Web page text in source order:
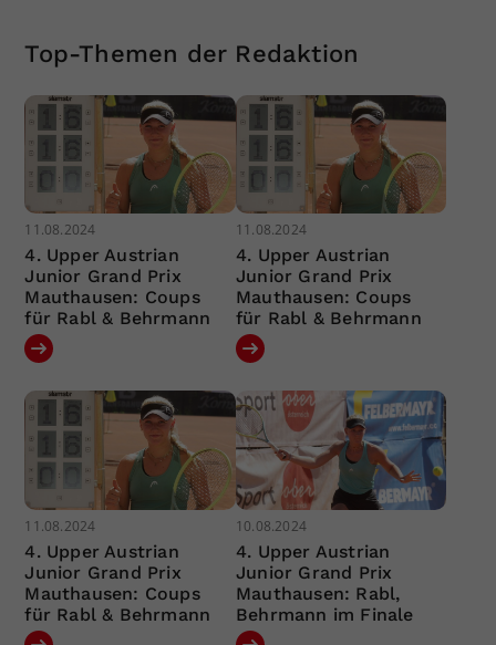
Top-Themen der Redaktion
11.08.2024
4. Upper Austrian
Junior Grand Prix
Mauthausen: Coups
für Rabl & Behrmann
11.08.2024
4. Upper Austrian
Junior Grand Prix
Mauthausen: Coups
für Rabl & Behrmann
11.08.2024
4. Upper Austrian
Junior Grand Prix
Mauthausen: Coups
für Rabl & Behrmann
10.08.2024
4. Upper Austrian
Junior Grand Prix
Mauthausen: Rabl,
Behrmann im Finale